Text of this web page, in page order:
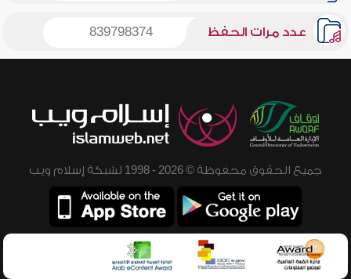
عدد مرات الحفظ 839798374
جميع الحقوق محفوظة © 2026 - 1998 لشبكة إسلام ويب